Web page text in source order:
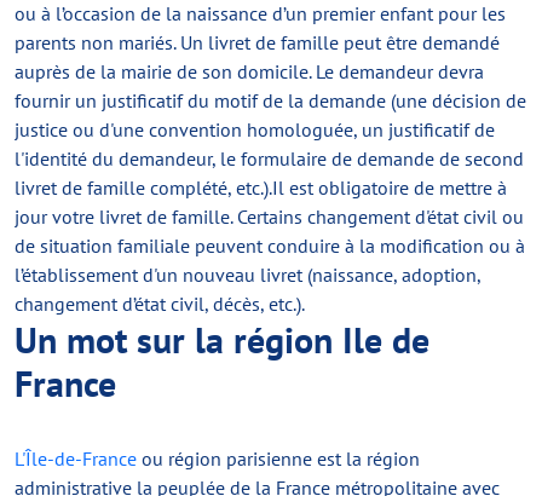
ou à l’occasion de la naissance d’un premier enfant pour les
parents non mariés. Un livret de famille peut être demandé
auprès de la mairie de son domicile. Le demandeur devra
fournir un justificatif du motif de la demande (une décision de
justice ou d'une convention homologuée, un justificatif de
l'identité du demandeur, le formulaire de demande de second
livret de famille complété, etc.).Il est obligatoire de mettre à
jour votre livret de famille. Certains changement d'état civil ou
de situation familiale peuvent conduire à la modification ou à
l’établissement d'un nouveau livret (naissance, adoption,
changement d’état civil, décès, etc.).
Un mot sur la région Ile de
France
L'Île-de-France ou région parisienne est la région
administrative la peuplée de la France métropolitaine avec